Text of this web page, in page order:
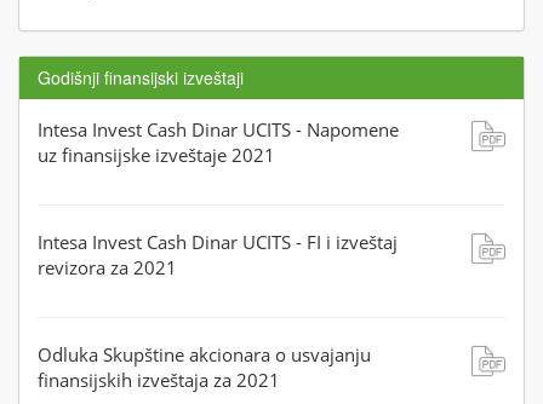
Godišnji finansijski izveštaji
Intesa Invest Cash Dinar UCITS - Napomene
uz finansijske izveštaje 2021
Intesa Invest Cash Dinar UCITS - FI i izveštaj
revizora za 2021
Odluka Skupštine akcionara o usvajanju
finansijskih izveštaja za 2021